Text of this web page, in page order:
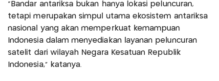
“Bandar antariksa bukan hanya lokasi peluncuran,
tetapi merupakan simpul utama ekosistem antariksa
nasional yang akan memperkuat kemampuan
Indonesia dalam menyediakan layanan peluncuran
satelit dari wilayah Negara Kesatuan Republik
Indonesia,” katanya.